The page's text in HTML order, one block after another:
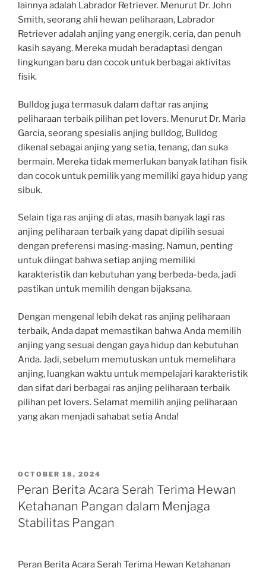
lainnya adalah Labrador Retriever. Menurut Dr. John
Smith, seorang ahli hewan peliharaan, Labrador
Retriever adalah anjing yang energik, ceria, dan penuh
kasih sayang. Mereka mudah beradaptasi dengan
lingkungan baru dan cocok untuk berbagai aktivitas
fisik.
Bulldog juga termasuk dalam daftar ras anjing
peliharaan terbaik pilihan pet lovers. Menurut Dr. Maria
Garcia, seorang spesialis anjing bulldog, Bulldog
dikenal sebagai anjing yang setia, tenang, dan suka
bermain. Mereka tidak memerlukan banyak latihan fisik
dan cocok untuk pemilik yang memiliki gaya hidup yang
sibuk.
Selain tiga ras anjing di atas, masih banyak lagi ras
anjing peliharaan terbaik yang dapat dipilih sesuai
dengan preferensi masing-masing. Namun, penting
untuk diingat bahwa setiap anjing memiliki
karakteristik dan kebutuhan yang berbeda-beda, jadi
pastikan untuk memilih dengan bijaksana.
Dengan mengenal lebih dekat ras anjing peliharaan
terbaik, Anda dapat memastikan bahwa Anda memilih
anjing yang sesuai dengan gaya hidup dan kebutuhan
Anda. Jadi, sebelum memutuskan untuk memelihara
anjing, luangkan waktu untuk mempelajari karakteristik
dan sifat dari berbagai ras anjing peliharaan terbaik
pilihan pet lovers. Selamat memilih anjing peliharaan
yang akan menjadi sahabat setia Anda!
POSTED
ON
OCTOBER 18, 2024
Peran Berita Acara Serah Terima Hewan
Ketahanan Pangan dalam Menjaga
Stabilitas Pangan
Peran Berita Acara Serah Terima Hewan Ketahanan